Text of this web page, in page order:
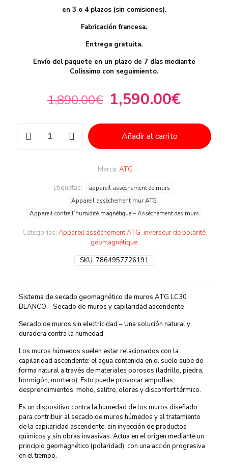
en 3 o 4 plazos (sin comisiones).
Fabricación francesa.
Entrega gratuita.
Envío del paquete en un plazo de 7 días mediante
Colissimo con seguimiento.
1,890.00€ 1,590.00€
Añadir al carrito
SKU: 7864957726191
Categorías: Appareil assèchement ATG, inverseur de polarité
géomagnétique
Etiquetas:
appareil assèchement de murs
Appareil assèchement mur ATG
Appareil contre l’humidité magnétique – Assèchement des murs
Marca: ATG
Sistema de secado geomagnético de muros ATG LC30
BLANCO – Secado de muros y capilaridad ascendente
Secado de muros sin electricidad – Una solución natural y
duradera contra la humedad
Los muros húmedos suelen estar relacionados con la
capilaridad ascendente: el agua contenida en el suelo sube de
forma natural a través de materiales porosos (ladrillo, piedra,
hormigón, mortero). Esto puede provocar ampollas,
desprendimientos, moho, salitre, olores y disconfort térmico.
Es un dispositivo contra la humedad de los muros diseñado
para contribuir al secado de muros húmedos y al tratamiento
de la capilaridad ascendente, sin inyección de productos
químicos y sin obras invasivas. Actúa en el origen mediante un
principio geomagnético (polaridad), con una acción progresiva
en el tiempo.